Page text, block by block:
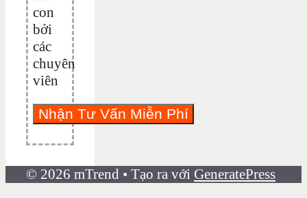
con
bởi
các
chuyên
viên
© 2026 mTrend • Tạo ra với GeneratePress